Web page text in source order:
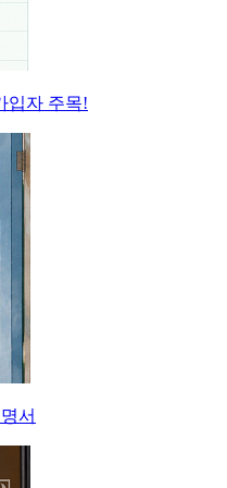
입자 주목!
서